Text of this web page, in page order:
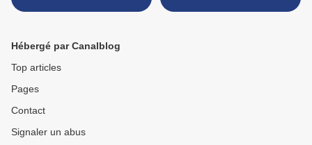
Hébergé par Canalblog
Top articles
Pages
Contact
Signaler un abus